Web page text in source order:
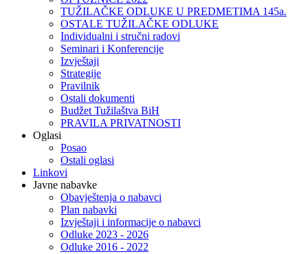
TUŽILAČKE ODLUKE U PREDMETIMA 145a.
OSTALE TUŽILAČKE ODLUKE
Individualni i stručni radovi
Seminari i Konferencije
Izvještaji
Strategije
Pravilnik
Ostali dokumenti
Budžet Tužilaštva BiH
PRAVILA PRIVATNOSTI
Oglasi
Posao
Ostali oglasi
Linkovi
Javne nabavke
Obavještenja o nabavci
Plan nabavki
Izvještaji i informacije o nabavci
Odluke 2023 - 2026
Odluke 2016 - 2022